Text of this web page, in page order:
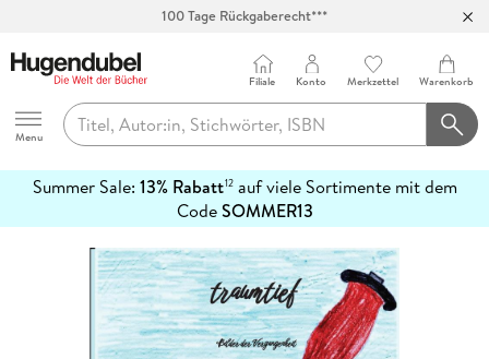
100 Tage Rückgaberecht***
Hugendubel
Menu
Filiale Konto Merkzettel Warenkorb
Summer Sale: 13% Rabatt12auf viele Sortimente mit dem
CodeSOMMER13
erfahren